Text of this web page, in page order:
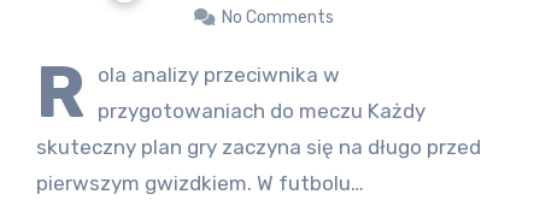
No Comments
R
ola analizy przeciwnika w
przygotowaniach do meczu Każdy
skuteczny plan gry zaczyna się na długo przed
pierwszym gwizdkiem. W futbolu…